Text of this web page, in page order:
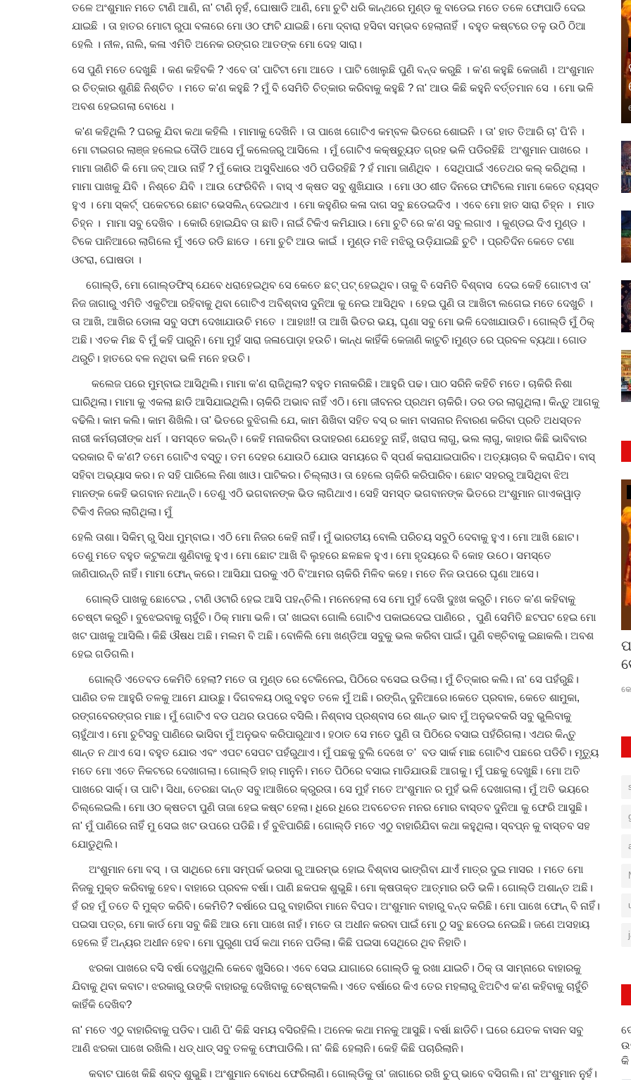
ତଳେ ଅଂଶୁମାନ ମତେ ଟାଣି ଆଣି, ନା' ଟାଣି ନୁହଁ, ଘୋଷାଡି ଆଣି, ମୋ ଚୁଟି ଧରି କାନ୍ଥରେ ମୁଣ୍ଡ କୁ ବାଡେଇ ମତେ ତଳେ ଫୋପାଡି ଦେଇ
ଯାଇଛି । ତା ହାତର ମୋଟା ରୁପା ବଳାରେ ମୋ ଓଠ ଫାଟି ଯାଇଛି। ମୋ ଦ୍ବାରା ହସିବା ସମ୍ଭବ ହେଲାନାହିଁ । ବହୁତ କଷ୍ଟରେ ତଳୁ ଉଠି ଠିଆ
ହେଲି । ନୀଳ, ନାଲି, କଳା ଏମିତି ଅନେକ ରଙ୍ଗର ଆତଙ୍କ ମୋ ଦେହ ସାରା।
ସେ ପୁଣି ମତେ ଦେଖୁଛି । କଣ କହିବକି ? ଏବେ ତା' ପାଟିଟା ମୋ ଆଡେ । ପାଟି ଖୋଲୁଛି ପୁଣି ବନ୍ଦ କରୁଛି । କ'ଣ କହୁଛି କେଜାଣି । ଅଂଶୁମାନ
ର ଚିତ୍କାର ଶୁଣିଛି ନିଶ୍ଚିତ । ମତେ କ'ଣ କହୁଛି ? ମୁଁ ବି ସେମିତି ଚିତ୍କାର କରିବାକୁ କହୁଛି ? ନା' ଆଉ କିଛି କହୁନି ବର୍ତ୍ତମାନ ସେ । ମୋ ଭଳି
ଅବଶ ହେଇଗଲା ବୋଧେ ।
କ'ଣ କହିଥିଲି ? ଘରକୁ ଯିବା କଥା କହିଲି । ମାମାକୁ ଦେଖିନି । ତା ପାଖେ ଗୋଟିଏ କମ୍ବଳ ଭିତରେ ଶୋଇନି । ତା' ହାତ ତିଆରି ଚା' ପି'ନି ।
ମୋ ଟାଇଗର ଲାଞ୍ଜ ହଲେଇ ଦୌଡି ଆସେ ମୁଁ କଲେଜରୁ ଆସିଲେ । ମୁଁ ଗୋଟିଏ କକ୍ଷଚ୍ୟୁତ ଗ୍ରହ ଭଳି ପଡିରହିଛି ଅଂଶୁମାନ ପାଖରେ ।
ମାମା ଜାଣିଚି କି ମୋ ଜବ୍ ଆଉ ନାହିଁ ? ମୁଁ କୋଉ ଅସୁବିଧାରେ ଏଠି ପଡିରହିଛି ? ହଁ ମାମା ଜାଣିଥିବ । ସେଥିପାଇଁ ଏତେଥର କଲ୍ କରିଥିଲା ।
ମାମା ପାଖକୁ ଯିବି । ନିଶ୍ଚେ ଯିବି । ଆଉ ଫେରିବିନି । ବାସ୍ ଏ କ୍ଷତ ସବୁ ଶୁଖିଯାଉ । ମୋ ଓଠ ଶୀତ ଦିନରେ ଫାଟିଲେ ମାମା କେତେ ବ୍ୟସ୍ତ
ହୁଏ । ମୋ ସ୍କର୍ଟ୍ ପକେଟରେ ଛୋଟ ଭେସଲିନ୍ ଦେଇଥାଏ । ମୋ କହୁଣିର କଳା ଦାଗ ସବୁ ଛଡେଇଦିଏ । ଏବେ ମୋ ହାତ ସାରା ଚିହ୍ନ । ମାଡ
ଚିହ୍ନ । ମାମା ସବୁ ଦେଖିବ । କୋରି ହୋଇଯିବ ତା ଛାତି। ନାଇଁ ଟିକିଏ କମିଯାଉ। ମୋ ଚୁଟି ରେ କ'ଣ ସବୁ ଲଗାଏ । କୁଣ୍ଡଇ ଦିଏ ମୁଣ୍ଡ ।
ଟିକେ ପାନିଆରେ ଲାଗିଲେ ମୁଁ ଏଡେ ରଡି ଛାଡେ । ମୋ ଚୁଟି ଆଉ କାଇଁ । ମୁଣ୍ଡ ମଝି ମଝିରୁ ଉଡ଼ିଯାଇଛି ଚୁଟି । ପ୍ରତିଦିନ କେତେ ଟଣା
ଓଟରା, ଘୋଷଡା ।
ଗୋଲ୍ଡି, ମୋ ଗୋଲ୍ଡଫିସ୍ ଯେବେ ଧରାହେଇଥିବ ସେ କେତେ ଛଟ୍ ପଟ୍ ହେଇଥିବ। ତାକୁ ବି ସେମିତି ବିଶ୍ବାସ ଦେଇ କେହି ଗୋଟାଏ ତା'
ନିଜ ଜାଗାରୁ ଏମିତି ଏକୁଟିଆ ରହିବାକୁ ଥିବା ଗୋଟିଏ ଅବିଶ୍ବାସ ଦୁନିଆ କୁ ନେଇ ଆସିଥିବ । ହେଇ ପୁଣି ତା ଆଖିଟା ଲଗେଇ ମତେ ଦେଖୁଚି ।
ତା ଆଖି, ଆଖିର ଡୋଳା ସବୁ ସଫା ଦେଖାଯାଉଚି ମତେ । ଆହାଃ!! ତା ଆଖି ଭିତର ଭୟ, ଘୃଣା ସବୁ ମୋ ଭଳି ଦେଖାଯାଉଚି। ଗୋଲ୍ଡି ମୁଁ ଠିକ୍
ଅଛି। ଏତକ ମିଛ ବି ମୁଁ କହି ପାରୁନି। ମୋ ମୁହଁ ସାରା ଜଳାପୋଡ଼ା ହଉଚି। କାନ୍ଧ କାହିଁକି କେଜାଣି କାଟୁଚି।ମୁଣ୍ଡ ରେ ପ୍ରବଳ ବ୍ୟଥା। ଗୋଡ
ଥରୁଚି। ହାତରେ ବଳ ନଥିବା ଭଳି ମନେ ହଉଚି।
କଲେଜ ପରେ ମୁମ୍ବାଇ ଆସିଥିଲି। ମାମା କ'ଣ ରାଜିଥିଲା? ବହୁତ ମନାକରିଛି। ଆହୁରି ପଢ। ପାଠ ସରିନି କହିଚି ମତେ। ଚାକିରି ନିଶା
ଘାରିଥିଲା। ମାମା କୁ ଏକଲା ଛାଡି ଆସିଯାଇଥିଲି। ଚାକିରି ଅଭାବ ନାହିଁ ଏଠି। ମୋ ଜୀବନର ପ୍ରଥମ ଚାକିରି। ଡର ଡର ଲାଗୁଥିଲା। କିନ୍ତୁ ଆଗକୁ
ବଢିଲି। କାମ କଲି। କାମ ଶିଖିଲି। ତା' ଭିତରେ ବୁଝିଗଲି ଯେ, କାମ ଶିଖିବା ସହିତ ବସ୍ ର କାମ ବାସନାର ନିବାରଣ କରିବା ପ୍ରତି ଅଧସ୍ତନ
ନାରୀ କର୍ମଚାରୀଙ୍କ ଧର୍ମ । ସମସ୍ତେ କରନ୍ତି। କେହି ମନାକରିବା ଉଦାହରଣ ଯେହେତୁ ନାହିଁ, ଖରାପ ଲାଗୁ, ଭଲ ଲାଗୁ, କାହାର କିଛି ଭାବିବାର
ଦରକାର ବି କ'ଣ? ତମେ ଗୋଟିଏ ବସ୍ତୁ। ତମ ଦେହର ଯୋଉଠି ଯୋଉ ସମୟରେ ବି ସ୍ପର୍ଶ କରାଯାଇପାରିବ। ଅତ୍ୟାଚାର ବି କରାଯିବ। ବାସ୍
ସହିବା ଅଭ୍ୟାସ କର। ନ ସହି ପାରିଲେ ନିଶା ଖାଓ। ପାଟିକର। ଚିଲ୍ଲାଓ। ତା ହେଲେ ଚାକିରି କରିପାରିବ। ଛୋଟ ସହରରୁ ଆସିଥିବା ଝିଅ
ମାନଙ୍କ କେହି ଭଗବାନ ନଥାନ୍ତି। ତେଣୁ ଏଠି ଭଗବାନଙ୍କ ଭିଡ ଲାଗିଥାଏ। ସେହି ସମସ୍ତ ଭଗବାନଙ୍କ ଭିତରେ ଅଂଶୁମାନ ଗାଏକୱାଡ଼
ଟିକିଏ ନିଜର ଲାଗିଥିଲା। ମୁଁ
ହେଲି ତାଶା। ସିକିମ୍ ରୁ ସିଧା ମୁମ୍ବାଇ। ଏଠି ମୋ ନିଜର କେହି ନାହିଁ। ମୁଁ ଭାରତୀୟ ବୋଲି ପରିଚୟ ସବୁଠି ଦେବାକୁ ହୁଏ। ମୋ ଆଖି ଛୋଟ।
ତେଣୁ ମତେ ବହୁତ କଟୁକଥା ଶୁଣିବାକୁ ହୁଏ। ମୋ ଛୋଟ ଆଖି ବି ଲୁହରେ ଛଳଛଳ ହୁଏ। ମୋ ହୃଦୟରେ ବି କୋହ ଉଠେ। ସମସ୍ତେ
ଜାଣିପାରନ୍ତି ନାହିଁ। ମାମା ଫୋନ୍ କରେ। ଆସିଯା ଘରକୁ ଏଠି ବି'ଆମର ଚାକିରି ମିଳିବ କହେ। ମତେ ନିଜ ଉପରେ ଘୃଣା ଆସେ।
ଗୋଲ୍ଡି ପାଖକୁ ଛୋଟେଇ , ଟାଣି ଓଟାରି ହେଇ ଆସି ପହନ୍ଚିଲି। ମନେହେଲା ସେ ମୋ ମୁହଁ ଦେଖି ଦୁଃଖ କରୁଚି। ମତେ କ'ଣ କହିବାକୁ
ଚେଷ୍ଟା କରୁଚି। ବୁଝେଇବାକୁ ଚାହୁଁଚି। ଠିକ୍ ମାମା ଭଳି। ତା' ଖାଇବା ଗୋଲି ଗୋଟିଏ ପକାଇଦେଇ ପାଣିରେ , ପୁଣି ସେମିତି ଛଟପଟ ହେଇ ମୋ
ଖଟ ପାଖକୁ ଆସିଲି। କିଛି ଔଷଧ ଅଛି। ମଲମ ବି ଅଛି। ବୋଳିଲି ମୋ ଖଣ୍ଡିଆ ସବୁକୁ ଭଲ କରିବା ପାଇଁ। ପୁଣି ବଞ୍ଚିବାକୁ ଇଛାକଲି। ଅବଶ
ହେଇ ଗଡିଗଲି।
ଗୋଲ୍ଡି ଏତେବଡ କେମିତି ହେଲା? ମତେ ତା ମୁଣ୍ଡ ରେ ଟେକିନେଇ, ପିଠିରେ ବସେଇ ଉଡିଲା। ମୁଁ ଚିତ୍କାର କଲି। ନା' ସେ ପହଁରୁଛି।
ପାଣିର ତଳ ଆହୁରି ତଳକୁ ଆମେ ଯାଉଛୁ। ଦିଗବଳୟ ଠାରୁ ବହୁତ ତଳେ ମୁଁ ଅଛି। ରଙ୍ଗିନ୍ ଦୁନିଆରେ।କେତେ ପ୍ରବାଳ, କେତେ ଶାମୁକା,
ରଙ୍ଗବେରଙ୍ଗର ମାଛ। ମୁଁ ଗୋଟିଏ ବଡ ପଥର ଉପରେ ବସିଲି। ନିଶ୍ବାସ ପ୍ରଶ୍ବାସ ରେ ଶାନ୍ତ ଭାବ ମୁଁ ଅନୁଭବକରି ସବୁ ଭୁଲିବାକୁ
ଚାହୁଁଥାଏ। ମୋ ଚୁଟିସବୁ ପାଣିରେ ଭାସିବା ମୁଁ ଅନୁଭବ କରିପାରୁଥାଏ। ହଠାତ ସେ ମତେ ପୁଣି ତା ପିଠିରେ ବସାଇ ପହଁରିଗଲା। ଏଥର କିନ୍ତୁ
ଶାନ୍ତ ନ ଥାଏ ସେ। ବହୁତ ଯୋର ଏବଂ ଏପଟ ସେପଟ ପହଁରୁଥାଏ। ମୁଁ ପଛକୁ ବୁଲି ଦେଖେ ତ' ବଡ ସାର୍କ ମାଛ ଗୋଟିଏ ପଛରେ ପଡିଚି। ମୃତ୍ୟୁ
ମତେ ମୋ ଏତେ ନିକଟରେ ଦେଖାଗଲା। ଗୋଲ୍ଡି ହାର୍ ମାନୁନି। ମତେ ପିଠିରେ ବସାଇ ମାଡିଯାଉଛି ଆଗକୁ। ମୁଁ ପଛକୁ ଦେଖୁଛି। ମୋ ଅତି
ପାଖରେ ସାର୍କ୍। ତା ପାଟି। ସିଧା, ତେରଛା ଦାନ୍ତ ସବୁ।ଆଖିରେ କ୍ରୁରତା। ସେ ମୁହଁ ମତେ ଅଂଶୁମାନ ର ମୁହଁ ଭଳି ଦେଖାଗଲା। ମୁଁ ଅତି ଭୟରେ
ଚିଲ୍ଲେଇଲି। ମୋ ଓଠ କ୍ଷତଟା ପୁଣି ତାଜା ହେଇ କଷ୍ଟ ହେଲା। ଧିରେ ଧିରେ ଅବଚେତନ ମନର ମୋର ବାସ୍ତବ ଦୁନିଆ କୁ ଫେରି ଆସୁଛି।
ନା' ମୁଁ ପାଣିରେ ନାହିଁ ମୁ ସେଇ ଖଟ ଉପରେ ପଡିଛି। ହଁ ବୁଝିପାରିଛି। ଗୋଲ୍ଡି ମତେ ଏଠୁ ବାହାରିଯିବା କଥା କହୁଥିଲା। ସ୍ବପ୍ନ କୁ ବାସ୍ତବ ସହ
ଯୋଡୁଥିଲି।
ଅଂଶୁମାନ ମୋ ବସ୍ । ତା ସାଥିରେ ମୋ ସମ୍ପର୍କ ଭରସା ରୁ ଆରମ୍ଭ ହୋଇ ବିଶ୍ବାସ ଭାଙ୍ଗିବା ଯାଏଁ ମାତ୍ର ଦୁଇ ମାସର । ମତେ ମୋ
ନିଜକୁ ମୁକ୍ତ କରିବାକୁ ହେବ। ବାହାରେ ପ୍ରବଳ ବର୍ଷା। ପାଣି ଛକପକ ଶୁଭୁଛି। ମୋ କ୍ଷତାକ୍ତ ଆତ୍ମାର ରଡି ଭଳି। ଗୋଲ୍ଡି ଅଶାନ୍ତ ଅଛି।
ହଁ ରହ ମୁଁ ତତେ ବି ମୁକ୍ତ କରିବି। କେମିତି? ବର୍ଷାରେ ଘରୁ ବାହାରିବା ମାନେ ବିପଦ। ଅଂଶୁମାନ ବାହାରୁ ବନ୍ଦ କରିଛି। ମୋ ପାଖେ ଫୋନ୍ ବି ନାହିଁ।
ପଇସା ପତ୍ର, ମୋ କାର୍ଡ ମୋ ସବୁ କିଛି ଆଉ ମୋ ପାଖେ ନାହଁ। ମତେ ତା ଅଧୀନ କରବା ପାଇଁ ମୋ ଠୁ ସବୁ ଛଡେଇ ନେଇଛି। ଜଣେ ଅସହାୟ
ହେଲେ ହିଁ ଅନ୍ୟର ଅଧୀନ ହେବ। ମୋ ପୁରୁଣା ପର୍ସ କଥା ମନେ ପଡିଲା। କିଛି ପଇସା ସେଥିରେ ଥିବ ନିହାତି।
ଝରକା ପାଖରେ ବସି ବର୍ଷା ଦେଖୁଥିଲି କେବେ ଖୁସିରେ। ଏବେ ସେଇ ଯାଗାରେ ଗୋଲ୍ଡି କୁ ରଖା ଯାଇଚି। ଠିକ୍ ତା ସାମ୍ନାରେ ବାହାରକୁ
ଯିବାକୁ ଥିବା କବାଟ। ଝରକାରୁ ଉଙ୍କି ବାହାରକୁ ଦେଖିବାକୁ ଚେଷ୍ଟାକଲି। ଏତେ ବର୍ଷାରେ କିଏ ତେର ମହଲାରୁ ଝିଅଟିଏ କ'ଣ କହିବାକୁ ଚାହୁଁଚି
କାହିଁକି ଦେଖିବ?
ନା' ମତେ ଏଠୁ ବାହାରିବାକୁ ପଡିବ। ପାଣି ପି' କିଛି ସମୟ ବସିରହିଲି। ଅନେକ କଥା ମନକୁ ଆସୁଛି। ବର୍ଷା ଛାଡିଚି। ଘରେ ଯେତକ ବାସନ ସବୁ
ଆଣି ଝରକା ପାଖେ ରଖିଲି। ଧଡ୍ ଧାଡ୍ ସବୁ ତଳକୁ ଫୋପାଡିଲି। ନା' କିଛି ହେଲାନି। କେହି କିଛି ପଚାରିଲାନି।
କବାଟ ପାଖେ କିଛି ଶବ୍ଦ ଶୁଭୁଛି। ଅଂଶୁମାନ ବୋଧେ ଫେରିଲାଣି। ଗୋଲ୍ଡିକୁ ତା' ଜାଗାରେ ରଖି ଚୁପ୍ ଭାବେ ବସିଗଲି। ନା' ଅଂଶୁମାନ ନୁହଁ।
ବିଶେଷ ପ୍ରସଙ୍ଗ
ଚଳନ୍ତି ବହି ଦୋକାନ : ଭୁବନେଶ୍ବରରେ ବୁକ
ଭ୍ୟାନ
ଆଜିର ଖବର
କବି କୁମାର ହସନଙ୍କ ସ୍ମୃତିରେ ଶ୍ରଦ୍ଧାଞ୍ଜଳି
କି